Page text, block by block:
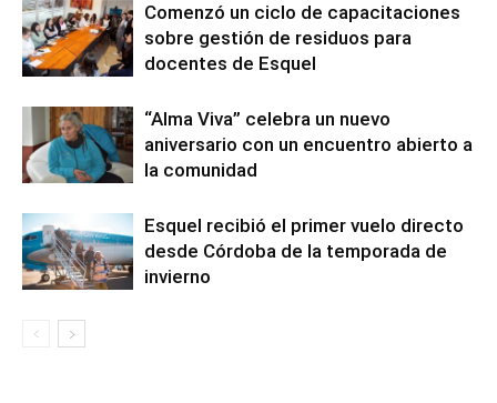
Comenzó un ciclo de capacitaciones
sobre gestión de residuos para
docentes de Esquel
“Alma Viva” celebra un nuevo
aniversario con un encuentro abierto a
la comunidad
Esquel recibió el primer vuelo directo
desde Córdoba de la temporada de
invierno